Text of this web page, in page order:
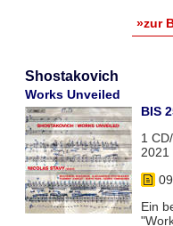
»zur
Shostakovich
Works Unveiled
BIS
1
2021
Ein